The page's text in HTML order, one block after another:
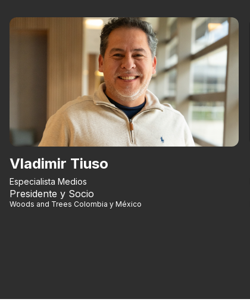
Vladimir Tiuso
Especialista Medios
Presidente y Socio
Woods and Trees Colombia y México